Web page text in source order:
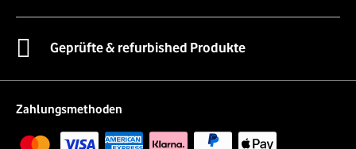
Geprüfte & refurbished Produkte
Zahlungsmethoden